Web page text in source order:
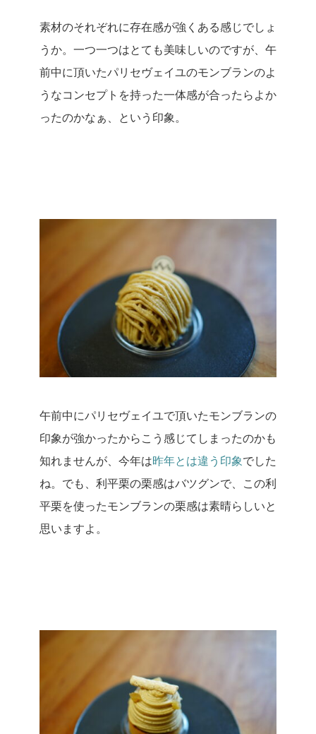
素材のそれぞれに存在感が強くある感じでしょ
うか。 一つ一つはとても美味しいのですが、午
前中に頂いたパリセヴェイユのモンブランのよ
うなコンセプトを持った一体感が合ったらよか
ったのかなぁ、という印象。
午前中にパリセヴェイユで頂いたモンブランの
印象が強かったからこう感じてしまったのかも
知れませんが、今年は昨年とは違う印象でした
ね。 でも、利平栗の栗感はバツグンで、この利
平栗を使ったモンブランの栗感は素晴らしいと
思いますよ。